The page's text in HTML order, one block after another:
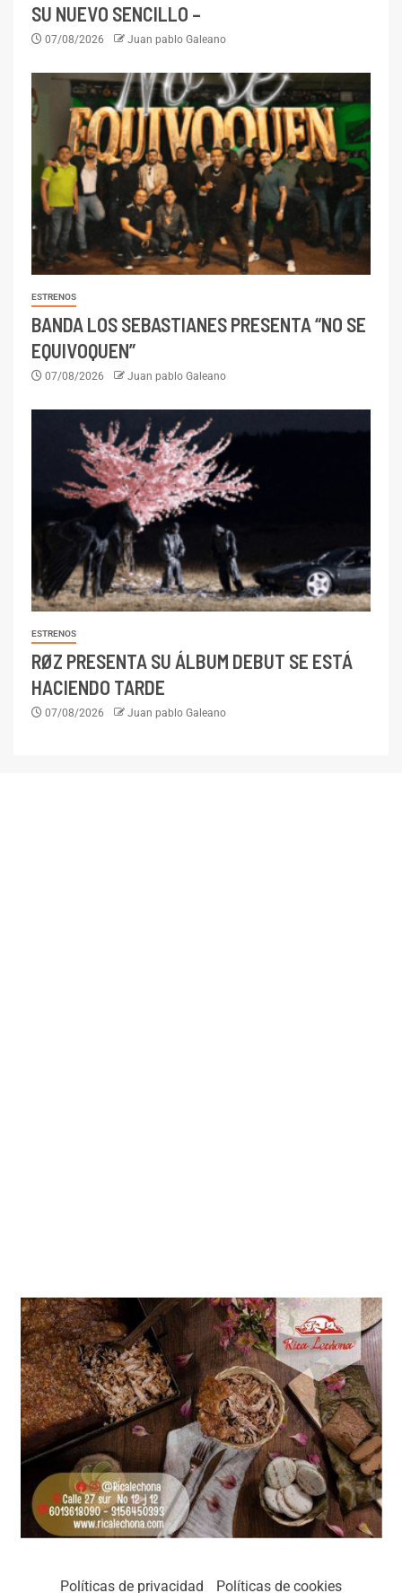
SU NUEVO SENCILLO –
07/08/2026 Juan pablo Galeano
ESTRENOS
BANDA LOS SEBASTIANES PRESENTA “NO SE
EQUIVOQUEN”
07/08/2026 Juan pablo Galeano
ESTRENOS
RØZ PRESENTA SU ÁLBUM DEBUT SE ESTÁ
HACIENDO TARDE
07/08/2026 Juan pablo Galeano
Políticas de privacidad Políticas de cookies